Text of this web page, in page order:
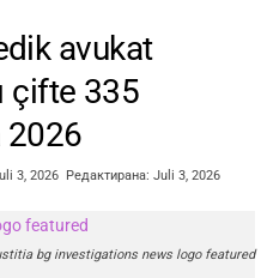
avukat
çifte 335
2026
3, 2026 Редактирана: Juli 3, 2026
bg investigations news logo featured